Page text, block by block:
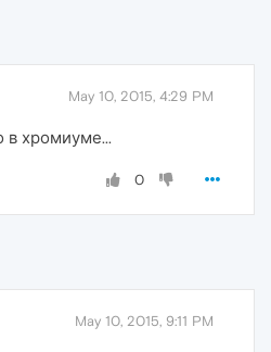
May 10, 2015, 4:29 PM
в хромиуме...
0
May 10, 2015, 9:11 PM